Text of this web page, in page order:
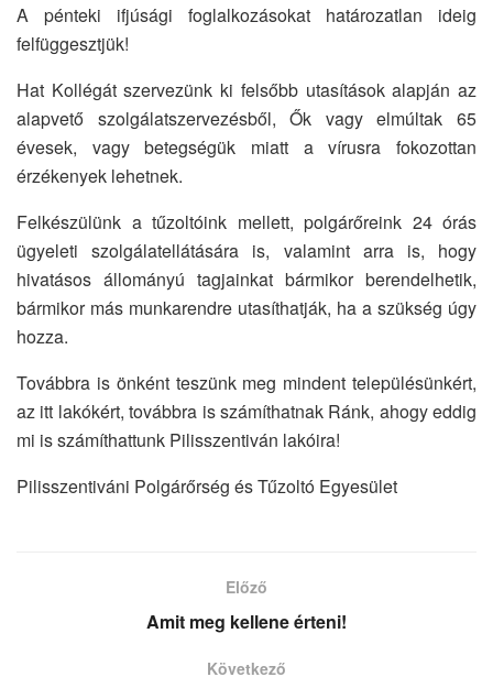
A pénteki ifjúsági foglalkozásokat határozatlan ideig
felfüggesztjük!
Hat Kollégát szervezünk ki felsőbb utasítások alapján az
alapvető szolgálatszervezésből, Ők vagy elmúltak 65
évesek, vagy betegségük miatt a vírusra fokozottan
érzékenyek lehetnek.
Felkészülünk a tűzoltóink mellett, polgárőreink 24 órás
ügyeleti szolgálatellátására is, valamint arra is, hogy
hivatásos állományú tagjainkat bármikor berendelhetik,
bármikor más munkarendre utasíthatják, ha a szükség úgy
hozza.
Továbbra is önként teszünk meg mindent településünkért,
az itt lakókért, továbbra is számíthatnak Ránk, ahogy eddig
mi is számíthattunk Pilisszentiván lakóira!
Pilisszentiváni Polgárőrség és Tűzoltó Egyesület
Előző
Amit meg kellene érteni!
Következő